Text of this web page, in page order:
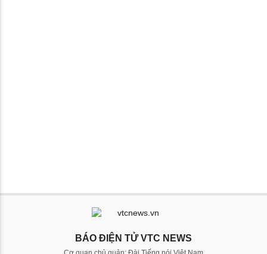
BÁO ĐIỆN TỬ VTC NEWS